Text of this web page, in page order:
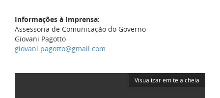
Informações à Imprensa:
Assessoria de Comunicação do Governo
Giovani Pagotto
giovani.pagotto@gmail.com
Visualizar em tela cheia